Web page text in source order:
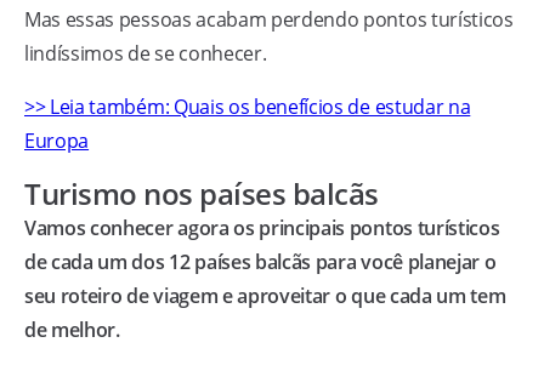
Mas essas pessoas acabam perdendo pontos turísticos
lindíssimos de se conhecer.
>> Leia também: Quais os benefícios de estudar na
Europa
Turismo nos países balcãs
Vamos conhecer agora os principais pontos turísticos
de cada um dos 12 países balcãs para você planejar o
seu roteiro de viagem e aproveitar o que cada um tem
de melhor.